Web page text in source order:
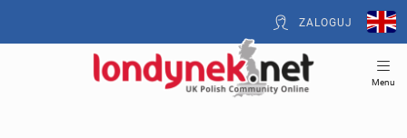
ZALOGUJ
Menu